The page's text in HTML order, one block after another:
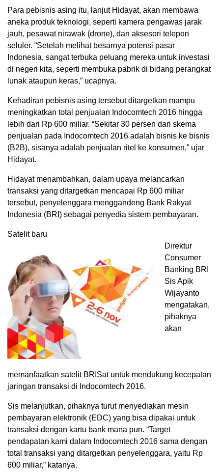
Para pebisnis asing itu, lanjut Hidayat, akan membawa
aneka produk teknologi, seperti kamera pengawas jarak
jauh, pesawat nirawak (drone), dan aksesori telepon
seluler. “Setelah melihat besarnya potensi pasar
Indonesia, sangat terbuka peluang mereka untuk investasi
di negeri kita, seperti membuka pabrik di bidang perangkat
lunak ataupun keras,” ucapnya.
Kehadiran pebisnis asing tersebut ditargetkan mampu
meningkatkan total penjualan Indocomtech 2016 hingga
lebih dari Rp 600 miliar. “Sekitar 30 persen dari skema
penjualan pada Indocomtech 2016 adalah bisnis ke bisnis
(B2B), sisanya adalah penjualan ritel ke konsumen,” ujar
Hidayat.
Hidayat menambahkan, dalam upaya melancarkan
transaksi yang ditargetkan mencapai Rp 600 miliar
tersebut, penyelenggara menggandeng Bank Rakyat
Indonesia (BRI) sebagai penyedia sistem pembayaran.
Satelit baru
Direktur
Consumer
Banking BRI
Sis Apik
Wijayanto
mengatakan,
pihaknya
akan
memanfaatkan satelit BRISat untuk mendukung kecepatan
jaringan transaksi di Indocomtech 2016.
Sis melanjutkan, pihaknya turut menyediakan mesin
pembayaran elektronik (EDC) yang bisa dipakai untuk
transaksi dengan kartu bank mana pun. “Target
pendapatan kami dalam Indocomtech 2016 sama dengan
total transaksi yang ditargetkan penyelenggara, yaitu Rp
600 miliar,” katanya.